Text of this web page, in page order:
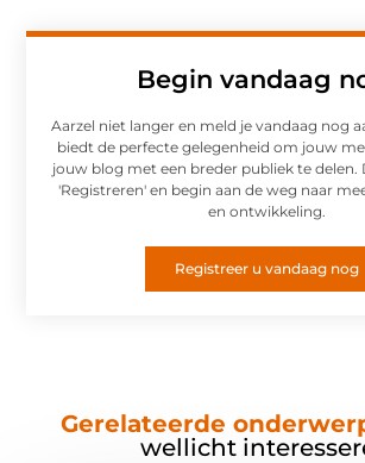
Begin vandaag
Aarzel niet langer en meld je vandaag nog
biedt de perfecte gelegenheid om jouw
jouw blog met een breder publiek te delen.
'Registreren' en begin aan de weg naar
en ontwikkeling.
Registreer u vandaag nog
Gerelateerde
wellicht